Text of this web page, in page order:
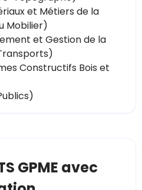
et Métiers de la
Mobilier)
et Gestion de la
Constructifs Bois et
GPME avec